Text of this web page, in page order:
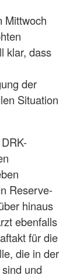
Mittwoch
klar, dass
der
Situation
Reserve-
hinaus
ebenfalls
für die
die in der
und